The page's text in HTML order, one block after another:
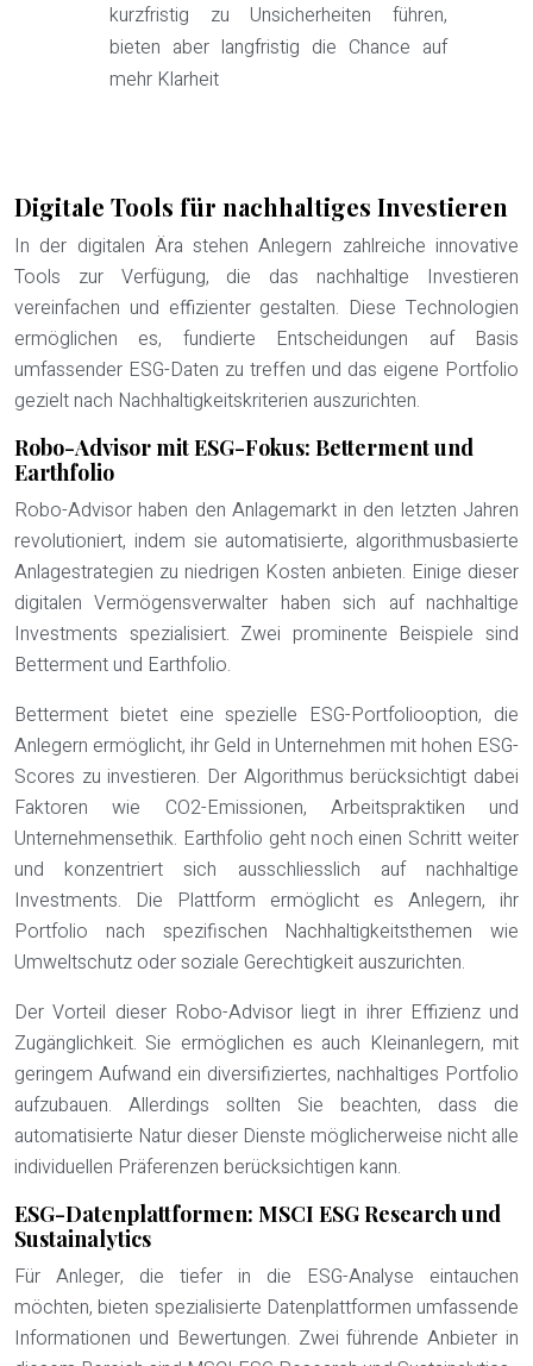
kurzfristig zu Unsicherheiten führen,
bieten aber langfristig die Chance auf
mehr Klarheit
Digitale Tools für nachhaltiges Investieren
In der digitalen Ära stehen Anlegern zahlreiche innovative
Tools zur Verfügung, die das nachhaltige Investieren
vereinfachen und effizienter gestalten. Diese Technologien
ermöglichen es, fundierte Entscheidungen auf Basis
umfassender ESG-Daten zu treffen und das eigene Portfolio
gezielt nach Nachhaltigkeitskriterien auszurichten.
Robo-Advisor mit ESG-Fokus: Betterment und
Earthfolio
Robo-Advisor haben den Anlagemarkt in den letzten Jahren
revolutioniert, indem sie automatisierte, algorithmusbasierte
Anlagestrategien zu niedrigen Kosten anbieten. Einige dieser
digitalen Vermögensverwalter haben sich auf nachhaltige
Investments spezialisiert. Zwei prominente Beispiele sind
Betterment und Earthfolio.
Betterment bietet eine spezielle ESG-Portfoliooption, die
Anlegern ermöglicht, ihr Geld in Unternehmen mit hohen ESG-
Scores zu investieren. Der Algorithmus berücksichtigt dabei
Faktoren wie CO2-Emissionen, Arbeitspraktiken und
Unternehmensethik. Earthfolio geht noch einen Schritt weiter
und konzentriert sich ausschliesslich auf nachhaltige
Investments. Die Plattform ermöglicht es Anlegern, ihr
Portfolio nach spezifischen Nachhaltigkeitsthemen wie
Umweltschutz oder soziale Gerechtigkeit auszurichten.
Der Vorteil dieser Robo-Advisor liegt in ihrer Effizienz und
Zugänglichkeit. Sie ermöglichen es auch Kleinanlegern, mit
geringem Aufwand ein diversifiziertes, nachhaltiges Portfolio
aufzubauen. Allerdings sollten Sie beachten, dass die
automatisierte Natur dieser Dienste möglicherweise nicht alle
individuellen Präferenzen berücksichtigen kann.
ESG-Datenplattformen: MSCI ESG Research und
Sustainalytics
Für Anleger, die tiefer in die ESG-Analyse eintauchen
möchten, bieten spezialisierte Datenplattformen umfassende
Informationen und Bewertungen. Zwei führende Anbieter in